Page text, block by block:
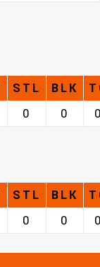
STL BLK
0 0
STL BLK
0 0